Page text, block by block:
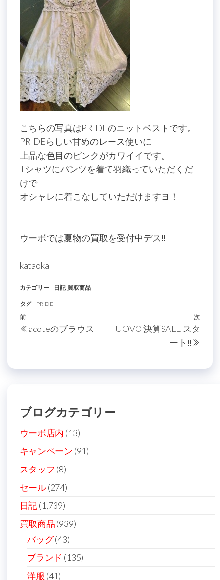
こちらの写真はPRIDEのニットベストです。
PRIDEらしい甘めのレース使いに
上品な色目のピンクがカワイイです。
Tシャツにパンツを着て羽織っていただくだ
けで
オシャレに着こなしていただけますヨ！
ウーボでは夏物の買取を受付中デス‼
kataoka
カテゴリー 日記 買取商品
タグ PRIDE
投
稿
ビ
シ
ョ
ン
過
去
前
acoteのブラウス
次
次
UOVO 決算SALE スタ
ート‼
ブログカテゴリー
ウーボ店内 (13)
キャンペーン (91)
スタッフ (8)
セール(274)
日記(1,739)
買取商品 (939)
バッグ(43)
ブランド (135)
洋服 (41)